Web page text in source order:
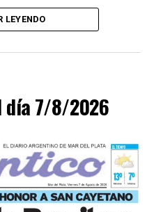
de Moreno al
y niños y fieles se
espigas y distintas
organizaciones sociales
de trabajadores y
LEYENDO
día 7/8/2026